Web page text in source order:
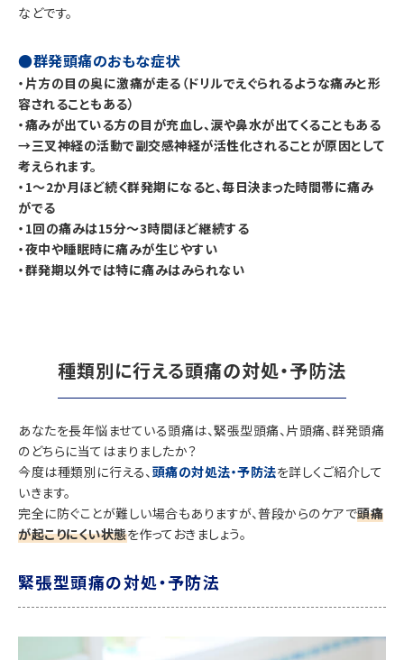
などです。
●群発頭痛のおもな症状
・片方の目の奥に激痛が走る（ドリルでえぐられるような痛みと形
容されることもある）
・痛みが出ている方の目が充血し、涙や鼻水が出てくることもある
→三叉神経の活動で副交感神経が活性化されることが原因として
考えられます。
・1〜2か月ほど続く群発期になると、毎日決まった時間帯に痛み
がでる
・1回の痛みは15分〜3時間ほど継続する
・夜中や睡眠時に痛みが生じやすい
・群発期以外では特に痛みはみられない
種類別に行える頭痛の対処・予防法
あなたを長年悩ませている頭痛は、緊張型頭痛、片頭痛、群発頭痛
のどちらに当てはまりましたか？
今度は種類別に行える、 頭痛の対処法・予防法を詳しくご紹介して
いきます。
完全に防ぐことが難しい場合もありますが、普段からのケアで頭痛
が起こりにくい状態を作っておきましょう。
緊張型頭痛の対処・予防法